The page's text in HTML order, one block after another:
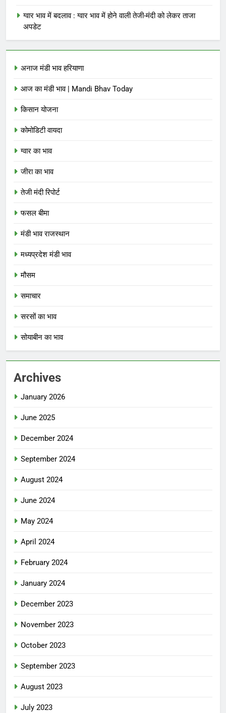
ग्वार भाव में बदलाव : ग्वार भाव में होने वाली तेजी-मंदी को लेकर ताजा
अपडेट
अनाज मंडी भाव हरियाणा
आज का मंडी भाव | Mandi Bhav Today
किसान योजना
कोमोडिटी वायदा
ग्वार का भाव
जीरा का भाव
तेजी मंदी रिपोर्ट
फसल बीमा
मंडी भाव राजस्थान
मध्यप्रदेश मंडी भाव
मौसम
समाचार
सरसों का भाव
सोयाबीन का भाव
Archives
January 2026
June 2025
December 2024
September 2024
August 2024
June 2024
May 2024
April 2024
February 2024
January 2024
December 2023
November 2023
October 2023
September 2023
August 2023
July 2023